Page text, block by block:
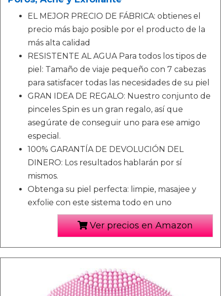
EL MEJOR PRECIO DE FÁBRICA: obtienes el
precio más bajo posible por el producto de la
más alta calidad
RESISTENTE AL AGUA Para todos los tipos de
piel: Tamaño de viaje pequeño con 7 cabezas
para satisfacer todas las necesidades de su piel
GRAN IDEA DE REGALO: Nuestro conjunto de
pinceles Spin es un gran regalo, así que
asegúrate de conseguir uno para ese amigo
especial.
100% GARANTÍA DE DEVOLUCIÓN DEL
DINERO: Los resultados hablarán por sí
mismos.
Obtenga su piel perfecta: limpie, masajee y
exfolie con este sistema todo en uno
Ver precios en Amazon